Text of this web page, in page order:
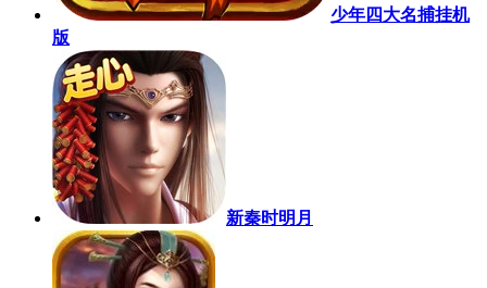
少年四大名捕挂机
版
新秦时明月